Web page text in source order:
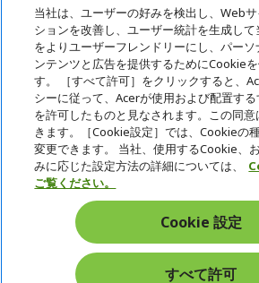
30 31
: 定休日（受注可）
: 受注・お問い合わ
Acer. All Rights
日本
当社は、ユーザーの好みを検出し、Web
ションを改善し、ユーザー統計を生成して
をよりユーザーフレンドリーにし、パー
ンテンツと広告を提供するためにCookie
す。 ［すべて許可］をクリックすると、
シーに従って、Acerが使用および配置す
を許可したものと見なされます。この同
きます。［Cookie設定］では、Cookieの
変更できます。 当社、使用するCookie、
みに応じた設定方法の詳細については、
ご覧ください。
Cookie 設定
すべて許可